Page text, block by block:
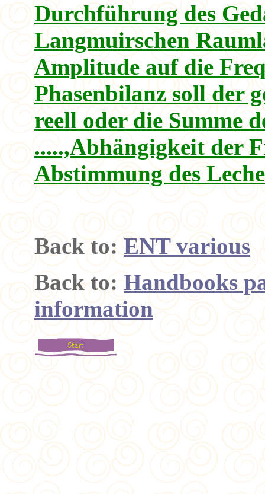
Durchführung des
Langmuirschen
Amplitude auf die
Phasenbilanz soll der
reell oder die Summe
.....,Abhängigkeit der
Abstimmung des
Back to:ENT various
Back to:Handbooks
information